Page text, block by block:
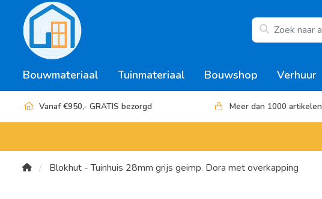
Bouwmateriaal Tuinmateriaal Bouwshop Verhuur
Vanaf €950,- GRATIS bezorgd Meer dan 1000 artikelen
Blokhut - Tuinhuis 28mm grijs geimp. Dora met overkapping